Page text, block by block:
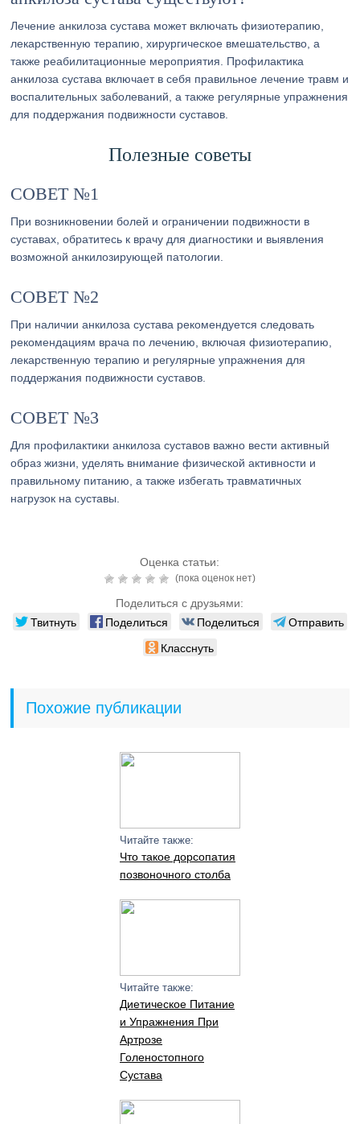
Лечение анкилоза сустава может включать физиотерапию,
лекарственную терапию, хирургическое вмешательство, а
также реабилитационные мероприятия. Профилактика
анкилоза сустава включает в себя правильное лечение травм и
воспалительных заболеваний, а также регулярные упражнения
для поддержания подвижности суставов.
Полезные советы
СОВЕТ №1
При возникновении болей и ограничении подвижности в
суставах, обратитесь к врачу для диагностики и выявления
возможной анкилозирующей патологии.
СОВЕТ №2
При наличии анкилоза сустава рекомендуется следовать
рекомендациям врача по лечению, включая физиотерапию,
лекарственную терапию и регулярные упражнения для
поддержания подвижности суставов.
СОВЕТ №3
Для профилактики анкилоза суставов важно вести активный
образ жизни, уделять внимание физической активности и
правильному питанию, а также избегать травматичных
нагрузок на суставы.
Оценка статьи:
(пока оценок нет)
Поделиться с друзьями:
Твитнуть Поделиться Поделиться
Отправить
Класснуть
Похожие публикации
Читайте также:
Что такое дорсопатия
позвоночного столба
Читайте также:
Диетическое Питание
и Упражнения При
Артрозе
Голеностопного
Сустава